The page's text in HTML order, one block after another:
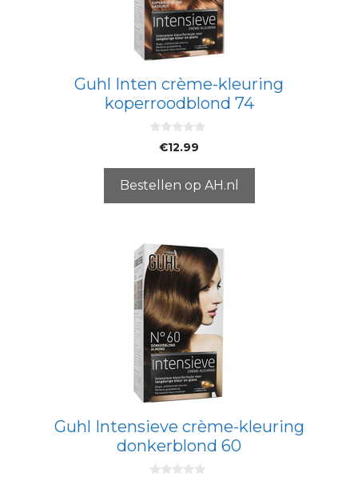
Guhl Inten crème-kleuring
koperroodblond 74
5
€12.99
Bestellen op AH.nl
Guhl Intensieve crème-kleuring
donkerblond 60